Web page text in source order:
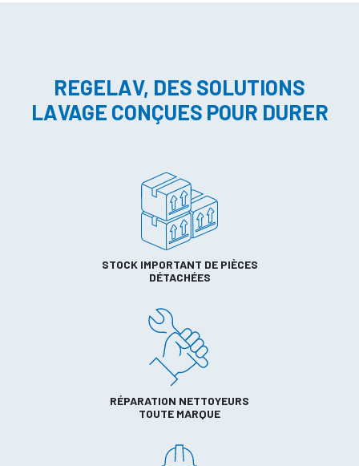
REGELAV, DES SOLUTIONS
LAVAGE CONÇUES POUR DURER
STOCK IMPORTANT DE PIÈCES
DÉTACHÉES
RÉPARATION NETTOYEURS
TOUTE MARQUE